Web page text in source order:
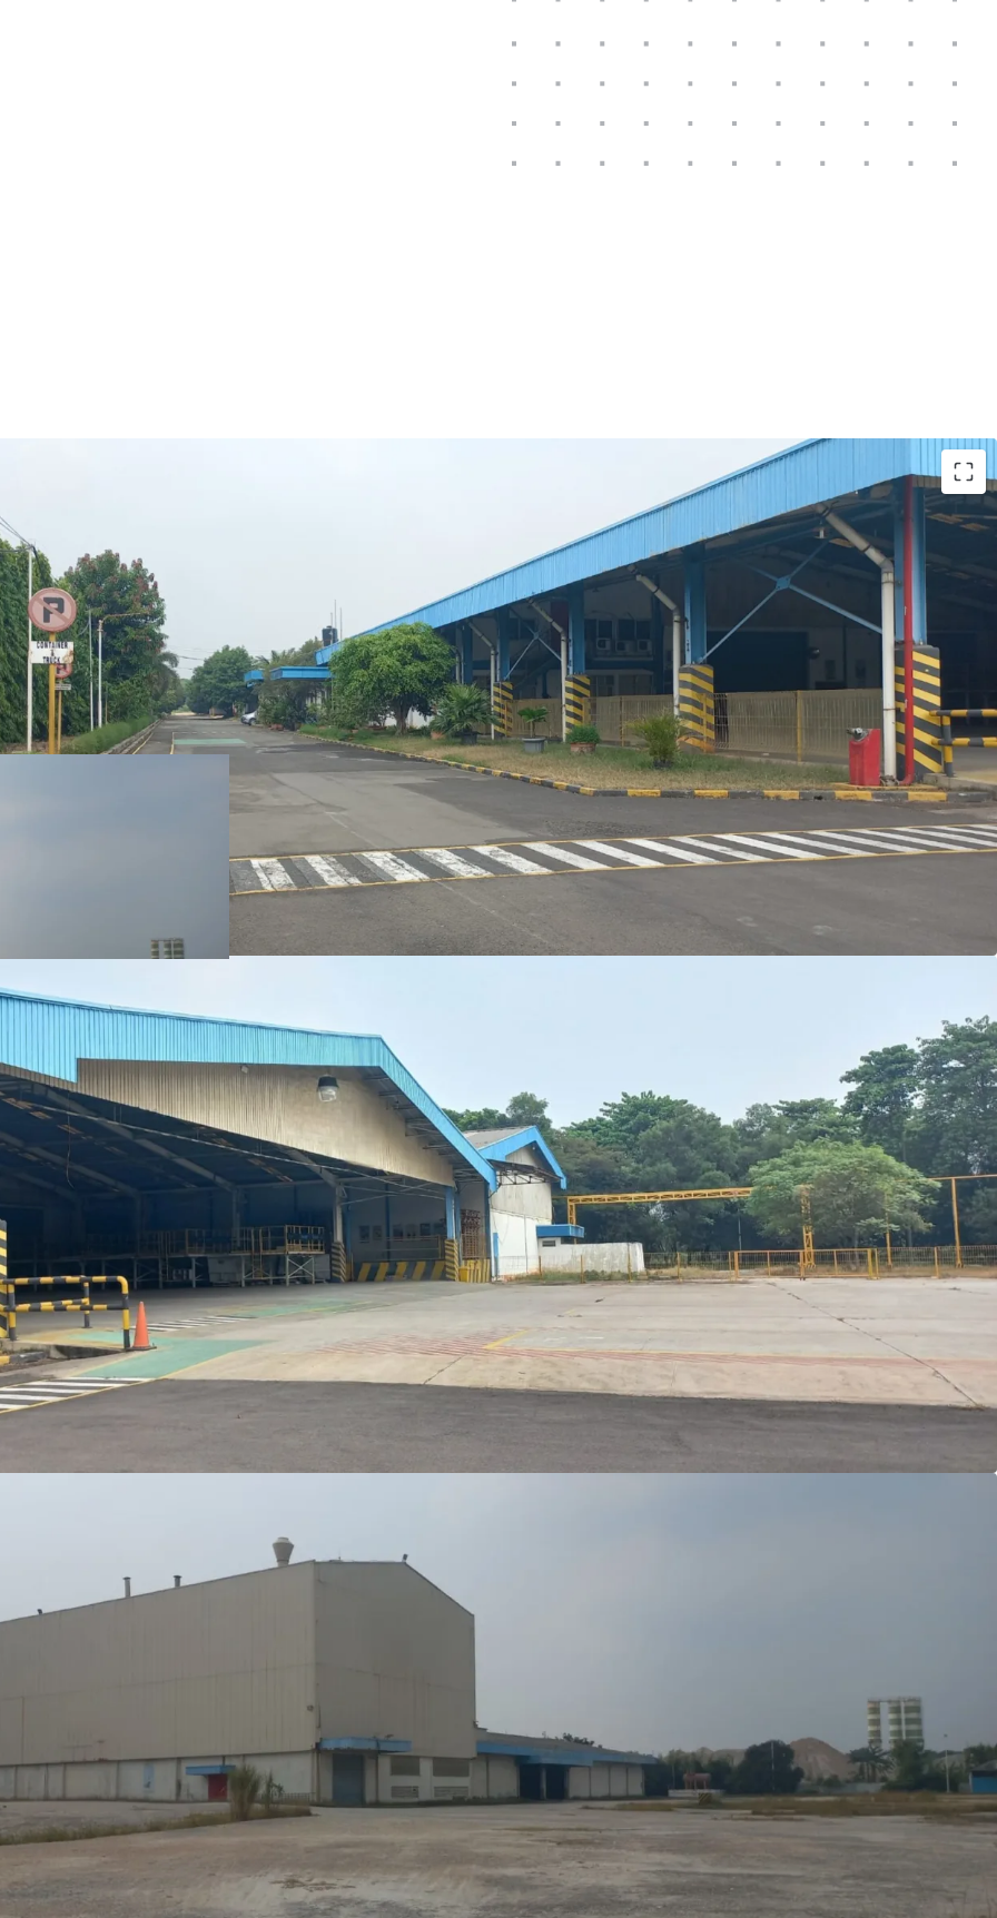
Sizeable ex manufacturing facility with well-maintained building for
production area, warehouse and office space.
Situated in Cikampek, 5 km from Kalihurip Toll Gate, the site is
accessible by a 40 feet container trucks.
Suitable to develop a site as a warehousing complex to capture
demand from the surrounding industrial estates, e.g. Kota Bukit Indah
and Indotaisei Industrial Estate.
With the surrounding area developed as a residential and commercial
area, The property is also suitable to develop as a commercial area in
Owned by notable manufacturer from Germany.
Fasilitas bekas pabrik yang cukup besar dengan bangunan yang
terawat baik untuk area produksi, gudang, dan ruang kantor.
Terletak di Cikampek, 5 km dari Gerbang Tol Kalihurip, lokasi ini dapat
diakses dengan truk kontainer 40 feet.
Cocok untuk mengembangkan lokasi sebagai kompleks pergudangan
untuk memenuhi permintaan dari kawasan industri di sekitarnya,
misalnya Kota Bukit Indah dan Kawasan Industri Indotaisei.
Dengan area di sekitarnya yang dikembangkan sebagai area
perumahan dan komersial, properti ini juga cocok untuk
dikembangkan sebagai area komersial di masa mendatang.